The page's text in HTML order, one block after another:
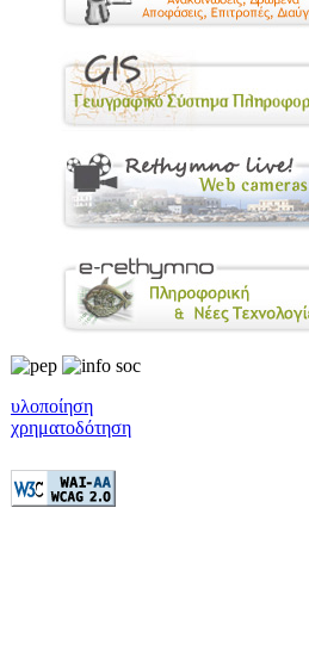
υλοποίηση
χρηματοδότηση